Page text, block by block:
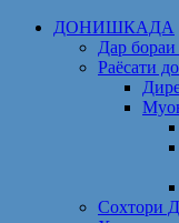
ДОНИШКАДА
Дар
Раёсати
Сохтори